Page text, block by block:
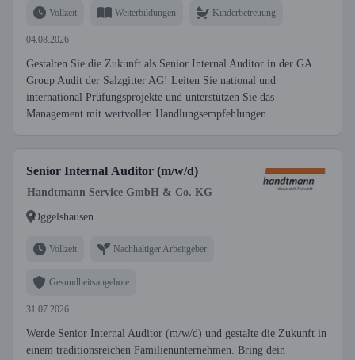
Vollzeit Weiterbildungen Kinderbetreuung
04.08.2026
Gestalten Sie die Zukunft als Senior Internal Auditor in der GA
Group Audit der Salzgitter AG! Leiten Sie national und
international Prüfungsprojekte und unterstützen Sie das
Management mit wertvollen Handlungsempfehlungen.
Senior Internal Auditor (m/w/d)
Handtmann Service GmbH & Co. KG
Oggelshausen
Vollzeit Nachhaltiger Arbeitgeber
Gesundheitsangebote
31.07.2026
Werde Senior Internal Auditor (m/w/d) und gestalte die Zukunft in
einem traditionsreichen Familienunternehmen. Bring dein